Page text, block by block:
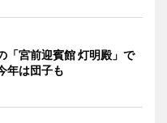
「宮前迎賓館 灯明殿」で
年は団子も